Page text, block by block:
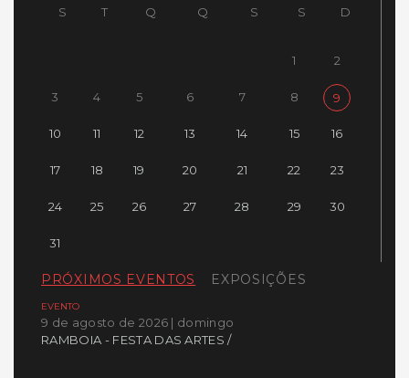
S T Q Q S S D
1 2
3 4 5 6 7 8 9
10 11 12 13 14 15 16
17 18 19 20 21 22 23
24 25 26 27 28 29 30
31
PRÓXIMOS EVENTOS EXPOSIÇÕES
EVENTO
9 de agosto de 2026 | domingo
RAMBOIA - FESTA DAS ARTES /